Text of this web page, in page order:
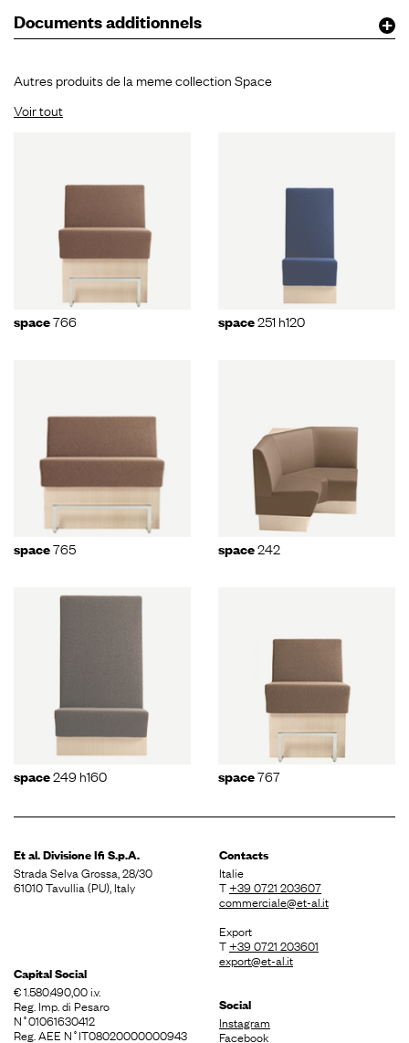
Documents additionnels
Autres produits de la meme collection Space
Voir tout
space766 space251 h120
space765 space242
space249 h160 space767
Et al. DivisioneIfi S.p.A.
Strada Selva Grossa, 28/30
61010 Tavullia (PU), Italy
Capital Social
€ 1.580.490,00 i.v.
Reg. Imp. di Pesaro
N˚01061630412
Reg. AEE N˚IT08020000000943
Contacts
Italie
T+39 0721 203607
commerciale@et-al.it
Export
T+39 0721 203601
export@et-al.it
Social
Instagram
Facebook